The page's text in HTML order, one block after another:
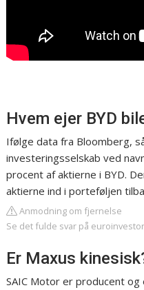
Hvem ejer BYD
Ifølge data fra Bloomberg,
investeringsselskab ved
procent af aktierne i BYD.
aktierne ind i porteføljen
Anmodning om fjernelse
Se det fulde svar på
Er Maxus
SAIC Motor er producent